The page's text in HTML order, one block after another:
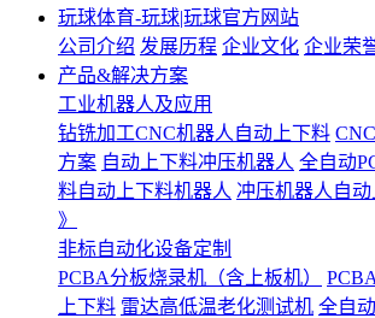
玩球体育-玩球|玩球官方网站
公司介绍 发展历程 企业文化 企业荣
产品&解决方案
工业机器人及应用
钻铣加工CNC机器人自动上下料
方案 自动上下料冲压机器人 全自动
料自动上下料机器人 冲压机器人自
》
非标自动化设备定制
PCBA分板烧录机（含上板机）
上下料 雷达高低温老化测试机 全自